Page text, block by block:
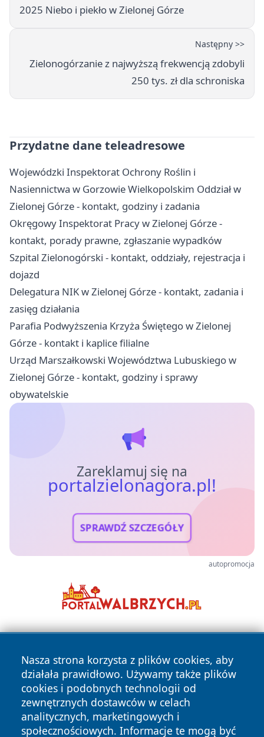
2025 Niebo i piekło w Zielonej Górze
Następny >>
Zielonogórzanie z najwyższą frekwencją zdobyli
250 tys. zł dla schroniska
Przydatne dane teleadresowe
Wojewódzki Inspektorat Ochrony Roślin i
Nasiennictwa w Gorzowie Wielkopolskim Oddział w
Zielonej Górze - kontakt, godziny i zadania
Okręgowy Inspektorat Pracy w Zielonej Górze -
kontakt, porady prawne, zgłaszanie wypadków
Szpital Zielonogórski - kontakt, oddziały, rejestracja i
dojazd
Delegatura NIK w Zielonej Górze - kontakt, zadania i
zasięg działania
Parafia Podwyższenia Krzyża Świętego w Zielonej
Górze - kontakt i kaplice filialne
Urząd Marszałkowski Województwa Lubuskiego w
Zielonej Górze - kontakt, godziny i sprawy
obywatelskie
Zareklamuj się na
portalzielonagora.pl!
SPRAWDŹ SZCZEGÓŁY
autopromocja
Nasza strona korzysta z plików cookies, aby
działała prawidłowo. Używamy także plików
cookies i podobnych technologii od
zewnętrznych dostawców w celach
analitycznych, marketingowych i
społecznościowych. Informacje te mogą być
Copyright © 2026 portalzielonagora.pl Wszystkie prawa
zastrzeżone.